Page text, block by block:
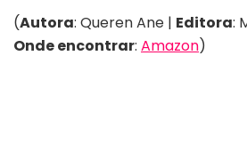
(Autora: Queren Ane | Editora:
Onde encontrar: Amazon)